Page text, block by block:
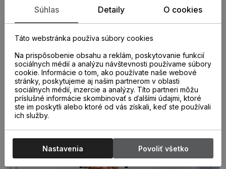
Zistite viac o vlastnostiach
produktu
Poraďte sa s
odborníkom u nás na
predajni.
Súhlas Detaily O cookies
Táto webstránka používa súbory cookies
Na prispôsobenie obsahu a reklám, poskytovanie funkcií
sociálnych médií a analýzu návštevnosti používame súbory
cookie. Informácie o tom, ako používate naše webové
stránky, poskytujeme aj našim partnerom v oblasti
sociálnych médií, inzercie a analýzy. Títo partneri môžu
príslušné informácie skombinovať s ďalšími údajmi, ktoré
ste im poskytli alebo ktoré od vás získali, keď ste používali
ich služby.
Nastavenia Povoliť všetko